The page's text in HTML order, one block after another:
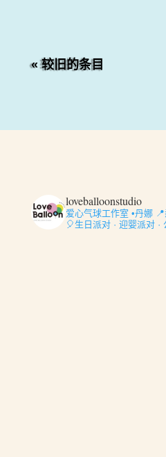
« 较旧的条目
loveballoonstudio
爱心气球工作室 •丹娜📍
🎈生日派对 · 迎婴派对 ·